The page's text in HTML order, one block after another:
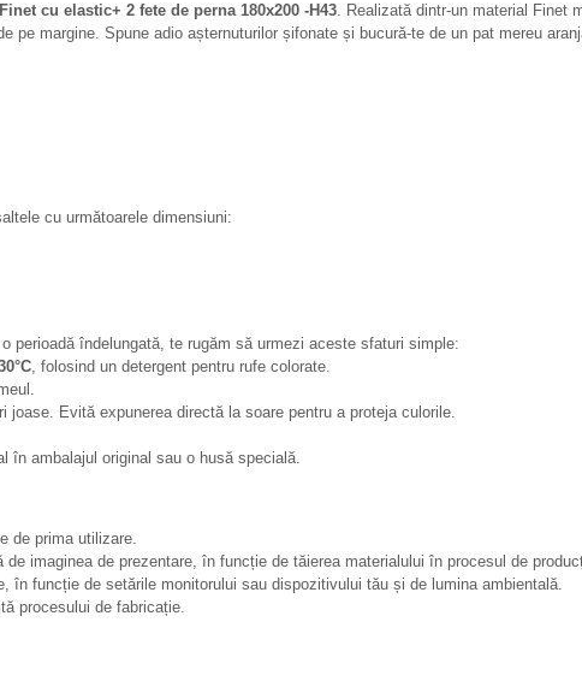
cu elastic+ 2 fete de perna 180x200 -H43. Realizată dintr-un material Finet
pe margine. Spune adio așternuturilor șifonate și bucură-te de un pat mereu
cu următoarele dimensiuni:
perioadă îndelungată, te rugăm să urmezi aceste sfaturi simple:
, folosind un detergent pentru rufe colorate.
Evită expunerea directă la soare pentru a proteja culorile.
în ambalajul original sau o husă specială.
de prima utilizare.
imaginea de prezentare, în funcție de tăierea materialului în procesul de
în funcție de setările monitorului sau dispozitivului tău și de lumina ambientală.
procesului de fabricație.